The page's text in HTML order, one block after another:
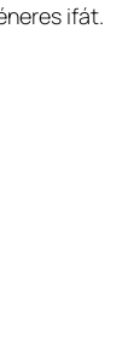
ifát.